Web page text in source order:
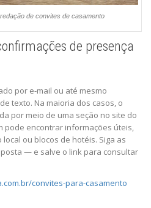
de convites de casamento
de presença
por e-mail ou até mesmo
texto. Na maioria dos casos, o
por meio de uma seção no site do
pode encontrar informações úteis,
ou blocos de hotéis. Siga as
— e salve o link para consultar
convites-para-casamento